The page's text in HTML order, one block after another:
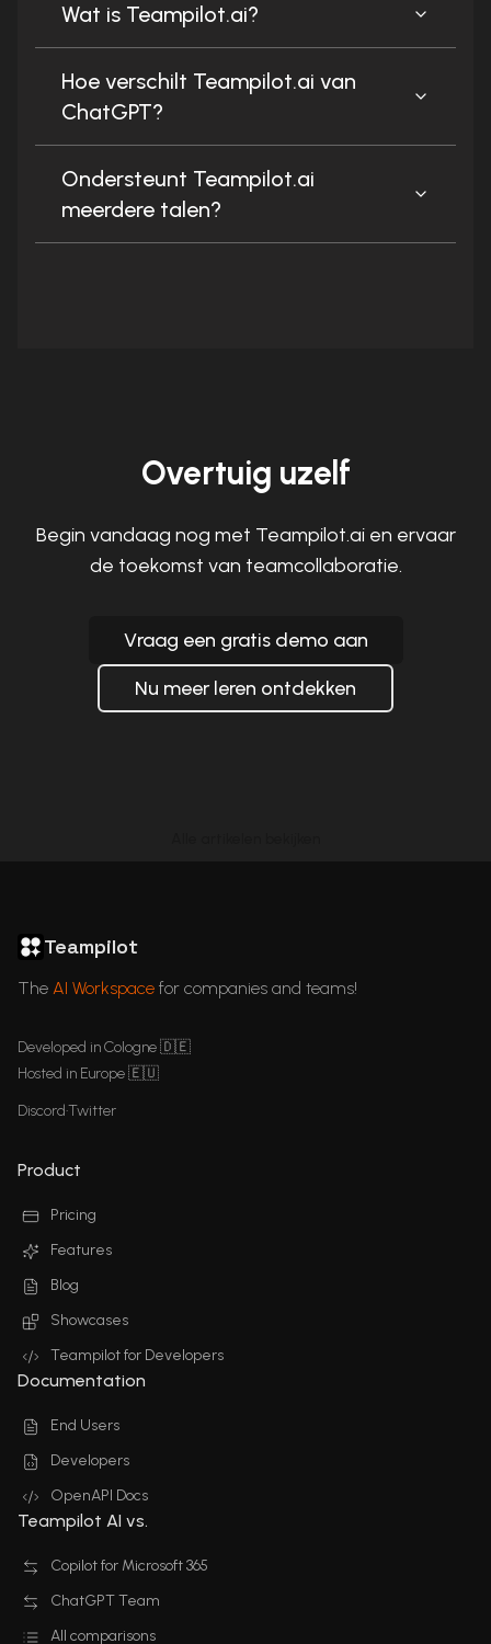
Wat is Teampilot.ai?
Hoe verschilt Teampilot.ai van
ChatGPT?
Ondersteunt Teampilot.ai
meerdere talen?
Overtuig uzelf
Begin vandaag nog met Teampilot.ai en ervaar
de toekomst van teamcollaboratie.
Vraag een gratis demo aan
Nu meer leren ontdekken
Teampilot
The AI Workspace for companies and teams!
Developed in Cologne 🇩🇪
Hosted in Europe 🇪🇺
Discord•Twitter
Product
Pricing
Features
Blog
Showcases
Teampilot for Developers
Documentation
End Users
Developers
OpenAPI Docs
Teampilot AI vs.
Copilot for Microsoft 365
ChatGPT Team
All comparisons
ChatGPT in Languages
GDPR Compliant ChatGPT
ChatGPT for business
Articles